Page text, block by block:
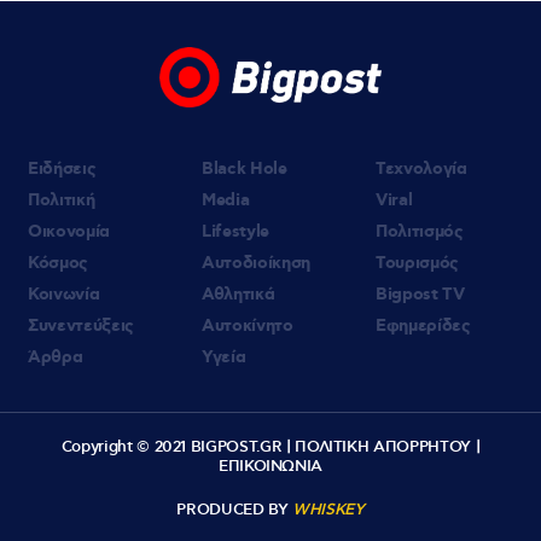
Ειδήσεις
Πολιτική
Οικονομία
Κόσμος
Κοινωνία
Συνεντεύξεις
Άρθρα
Black Hole
Media
Lifestyle
Αυτοδιοίκηση
Αθλητικά
Αυτοκίνητο
Υγεία
Τεχνολογία
Viral
Πολιτισμός
Τουρισμός
Bigpost TV
Εφημερίδες
Copyright © 2021 BIGPOST.GR | ΠΟΛΙΤΙΚΗ ΑΠΟΡΡΗΤΟΥ|
ΕΠΙΚΟΙΝΩΝΙΑ
PRODUCED BY WHISKEY